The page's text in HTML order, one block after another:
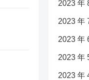
2023 年
2023 年
2023 年
2023 年
2023 年